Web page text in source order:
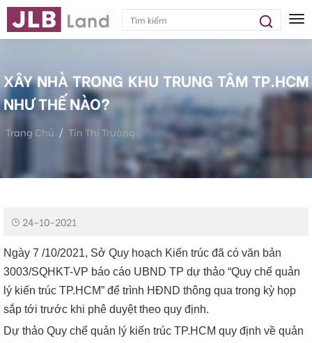
XÂY NHÀ TRONG KHU TRUNG TÂM TP.HCM
NHƯ THẾ NÀO?
Trang Chủ
Tin Thị Trường
Xây Nhà Trong Khu Trung Tâm TP.HCM Như Thế Nào?
24-10-2021
Ngày 7 /10/2021, Sở Quy hoạch Kiến trúc đã có văn bản
3003/SQHKT-VP báo cáo UBND TP dự thảo “Quy chế quản
lý kiến trúc TP.HCM” để trình HĐND thông qua trong kỳ họp
sắp tới trước khi phê duyệt theo quy định.
Dự thảo Quy chế quản lý kiến trúc TP.HCM quy định về quản